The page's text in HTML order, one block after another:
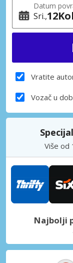
Datum
Sri. 12
Vratite
Vozač u
Više od
Najbolji